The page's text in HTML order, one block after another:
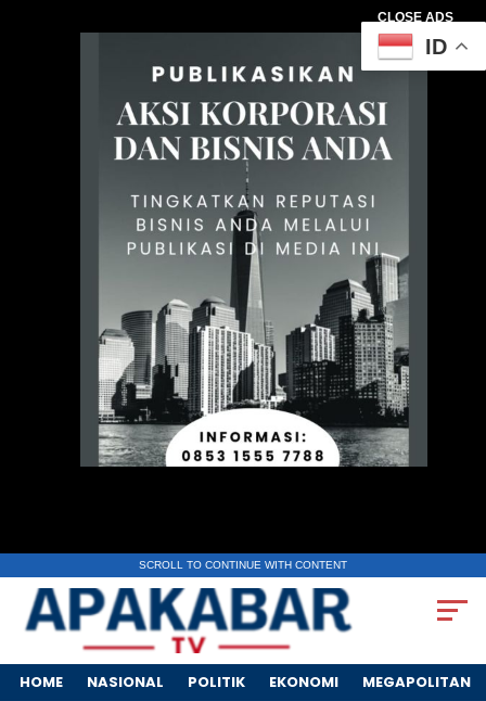
CLOSE ADS
SCROLL TO CONTINUE WITH CONTENT
HOME NASIONAL POLITIK EKONOMI MEGAPOLITAN
ID